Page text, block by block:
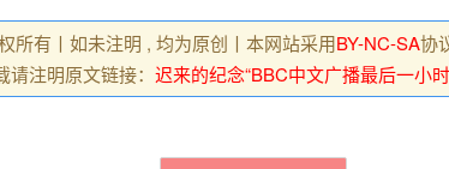
所有丨如未注明 , 均为原创丨本网站采用BY-NC-SA协
请注明原文链接： 迟来的纪念“BBC中文广播最后一小